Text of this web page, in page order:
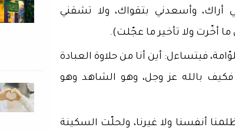
أراك، وأسعدني بتقواك، ولا تشقني
أخّرت ولا تأخير ما عجّلت).
فيتساءل: أين أنا من حلاوة العبادة
فكيف بالله عز وجل، وهو الشاهد وهو
أنفسنا ولا غيرنا، ولحلّت السكينة